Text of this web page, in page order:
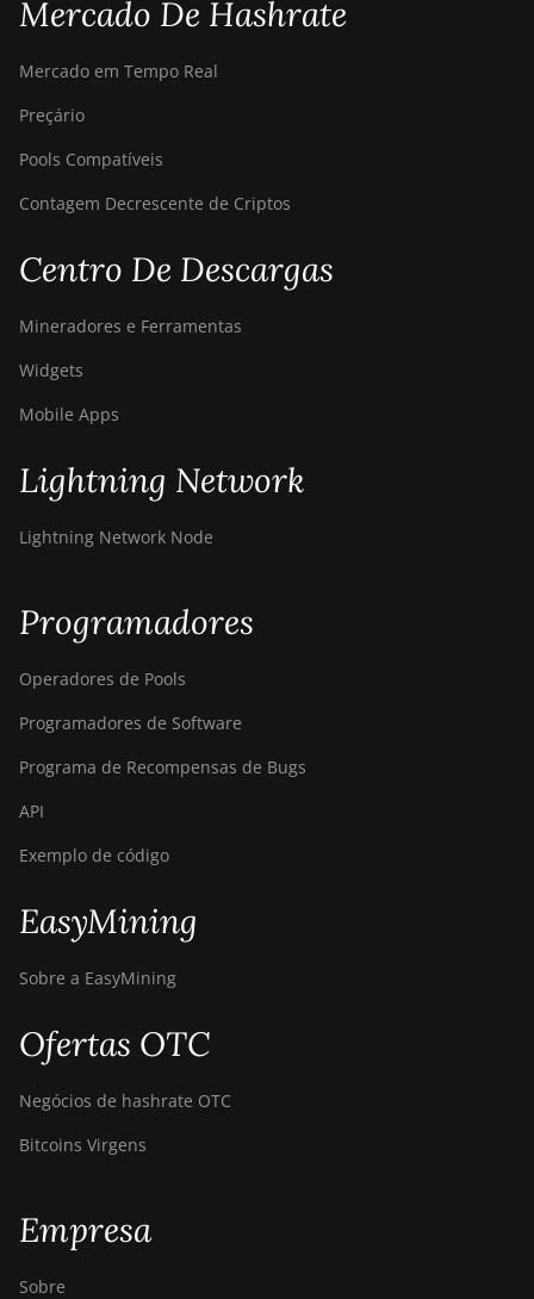
Mercado De Hashrate
Mercado em Tempo Real
Preçário
Pools Compatíveis
Contagem Decrescente de Criptos
Centro De Descargas
Mineradores e Ferramentas
Widgets
Mobile Apps
Lightning Network
Lightning Network Node
Programadores
Operadores de Pools
Programadores de Software
Programa de Recompensas de Bugs
API
Exemplo de código
EasyMining
Sobre a EasyMining
Ofertas OTC
Negócios de hashrate OTC
Bitcoins Virgens
Empresa
Sobre